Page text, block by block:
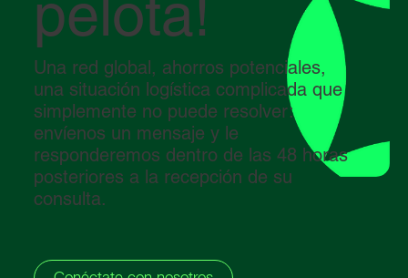
pelota!
Una red global, ahorros potenciales,
una situación logística complicada que
simplemente no puede resolver:
envíenos un mensaje y le
responderemos dentro de las 48 horas
posteriores a la recepción de su
consulta.